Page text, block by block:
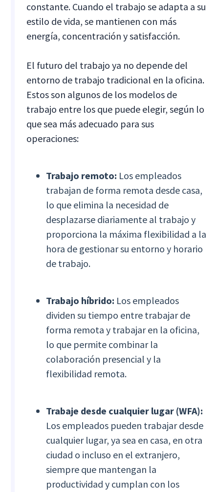
constante. Cuando el trabajo se adapta a su
estilo de vida, se mantienen con más
energía, concentración y satisfacción.
El futuro del trabajo ya no depende del
entorno de trabajo tradicional en la oficina.
Estos son algunos de los modelos de
trabajo entre los que puede elegir, según lo
que sea más adecuado para sus
operaciones:
Trabajo remoto: Los empleados
trabajan de forma remota desde casa,
lo que elimina la necesidad de
desplazarse diariamente al trabajo y
proporciona la máxima flexibilidad a la
hora de gestionar su entorno y horario
de trabajo.
Trabajo híbrido: Los empleados
dividen su tiempo entre trabajar de
forma remota y trabajar en la oficina,
lo que permite combinar la
colaboración presencial y la
flexibilidad remota.
Trabaje desde cualquier lugar (WFA):
Los empleados pueden trabajar desde
cualquier lugar, ya sea en casa, en otra
ciudad o incluso en el extranjero,
siempre que mantengan la
productividad y cumplan con los